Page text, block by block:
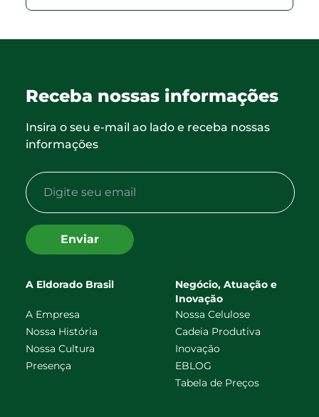
Receba nossas informações
Insira o seu e-mail ao lado e receba nossas
informações
Enviar
A Eldorado Brasil
A Empresa
Nossa História
Nossa Cultura
Presença
Negócio, Atuação e
Inovação
Nossa Celulose
Cadeia Produtiva
Inovação
EBLOG
Tabela de Preços